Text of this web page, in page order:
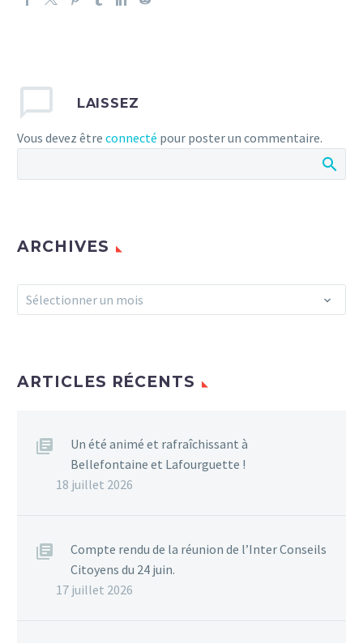
LAISSEZ
Vous devez être connecté pour poster un commentaire.
ARCHIVES
Archives
Sélectionner un mois
ARTICLES RÉCENTS
Un été animé et rafraîchissant à
Bellefontaine et Lafourguette !
18 juillet 2026
Compte rendu de la réunion de l’Inter Conseils
Citoyens du 24 juin.
17 juillet 2026